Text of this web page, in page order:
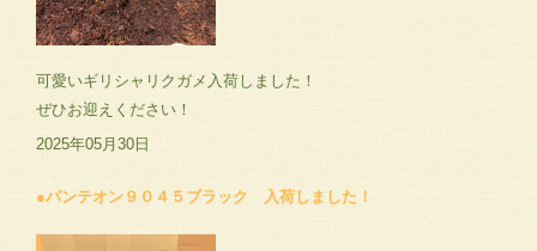
可愛いギリシャリクガメ入荷しました！
ぜひお迎えください！
2025年05月30日
●パンテオン９０４５ブラック 入荷しました！